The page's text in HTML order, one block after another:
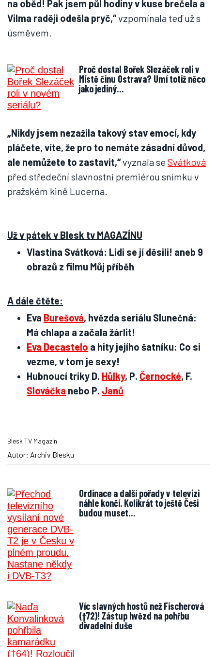
na oběd! Pak jsem půl hodiny v kuse brečela a
Vilma raději odešla pryč,“vzpomínala teď už s
úsměvem.
Proč dostal Bořek Slezáček roli v
Místě činu Ostrava? Umí totiž něco
jako jediný…
„Nikdy jsem nezažila takový stav emocí, kdy
pláčete, víte, že pro to nemáte zásadní důvod,
ale nemůžete to zastavit,“vyznala seSvátková
před středeční slavnostní premiérou snímku v
pražském kině Lucerna.
Už v pátek v Blesk tv MAGAZÍNU
Vlastina Svátková: Lidi se jí děsili! aneb 9
obrazů z filmu Můj příběh
A dále čtěte:
Eva Burešová, hvězda seriálu Slunečná:
Má chlapa a začala žárlit!
Eva Decastelo a hity jejího šatníku: Co si
vezme, v tom je sexy!
Hubnoucí triky D. Hůlky, P. Černocké, F.
Slováčka nebo P. Janů
Blesk TV Magazín
Autor: Archiv Blesku
Ordinace a další pořady v televizi
náhle končí. Kolikrát to ještě Češi
budou muset…
Víc slavných hostů než Fischerová
(†72)! Zástup hvězd na pohřbu
divadelní duše